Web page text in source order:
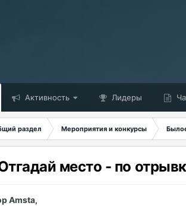
Активность Лидеры
раздел Мероприятия и конкурсы
место - по
Amsta,